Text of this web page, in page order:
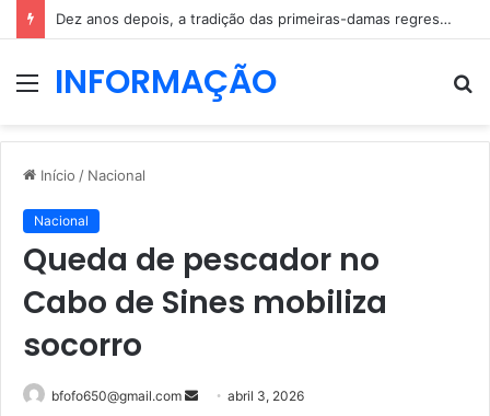
Dez anos depois, a tradição das primeiras-damas regressa a Belém
MenuINFORMAÇÃO
Início / Nacional
Nacional
Queda de pescador no
Cabo de Sines mobiliza
socorro
bfofo650@gmail.com
Mandeabril 3, 2026